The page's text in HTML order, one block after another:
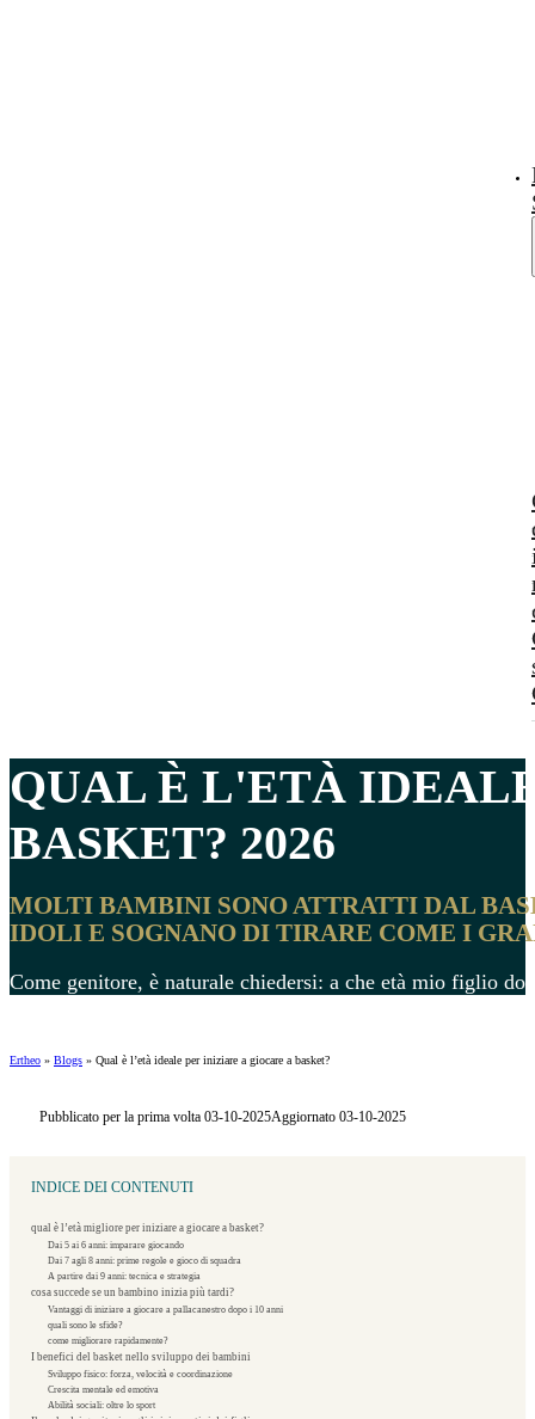
QUAL È L'ETÀ
BASKET? 2026
MOLTI BAMBINI SONO ATTRATTI DAL
IDOLI E SOGNANO DI TIRARE COME I
Come genitore, è naturale chiedersi: a che età mio figlio
Ertheo » Blogs » Qual è l’età ideale per iniziare a giocare a basket?
Pubblicato per la prima volta 03-10-2025Aggiornato 03-10-2025
INDICE DEI CONTENUTI
qual è l’età migliore per iniziare a giocare a basket?
Dai 5 ai 6 anni: imparare giocando
Dai 7 agli 8 anni: prime regole e gioco di squadra
A partire dai 9 anni: tecnica e strategia
cosa succede se un bambino inizia più tardi?
Vantaggi di iniziare a giocare a pallacanestro dopo i 10 anni
quali sono le sfide?
come migliorare rapidamente?
I benefici del basket nello sviluppo dei bambini
Sviluppo fisico: forza, velocità e coordinazione
Crescita mentale ed emotiva
Abilità sociali: oltre lo sport